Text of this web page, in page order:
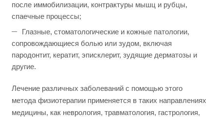
после иммобилизации, контрактуры мышц и рубцы,
спаечные процессы;
Глазные, стоматологические и кожные патологии,
сопровождающиеся болью или зудом, включая
пародонтит, кератит, эписклерит, зудящие дерматозы и
другие.
Лечение различных заболеваний с помощью этого
метода физиотерапии применяется в таких направлениях
медицины, как неврология, травматология, гастрология,